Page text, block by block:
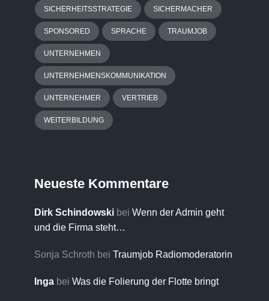
SICHERHEITSSTRATEGIE SICHERMACHER
SPONSORED SPRACHE TRAUMJOB
UNTERNEHMEN
UNTERNEHMENSKOMMUNIKATION
UNTERNEHMER VERTRIEB
WEITERBILDUNG
Neueste Kommentare
Dirk Schindowski bei Wenn der Admin geht
und die Firma steht…
Sonja Schroth bei Traumjob Radiomoderatorin
Inga bei Was die Folierung der Flotte bringt